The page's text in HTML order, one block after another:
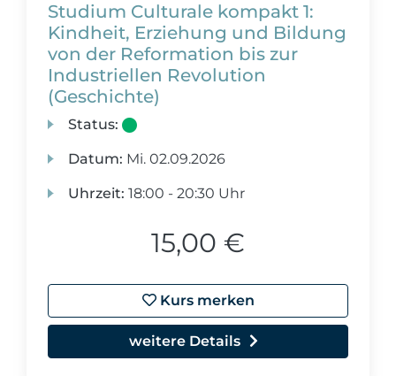
Studium Culturale kompakt 1:
Kindheit, Erziehung und Bildung
von der Reformation bis zur
Industriellen Revolution
(Geschichte)
Status:
Datum: Mi. 02.09.2026
Uhrzeit: 18:00 - 20:30 Uhr
15,00 €
Kurs merken
weitere Details